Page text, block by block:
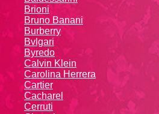
Brioni
Bruno Banani
Burberry
Bvlgari
Byredo
Calvin Klein
Carolina Herrera
Cartier
Caсhаrеl
Cerruti